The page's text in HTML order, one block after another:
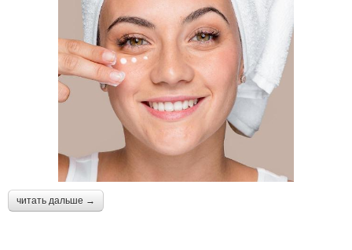
читать дальше →